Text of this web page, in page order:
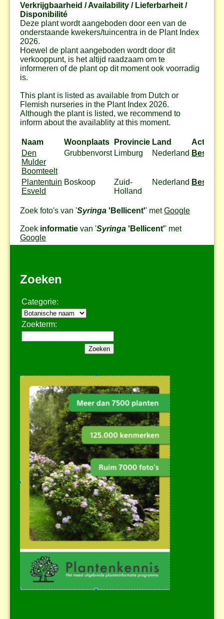
Verkrijgbaarheid / Availability / Lieferbarheit /
Disponibilité
Deze plant wordt aangeboden door een van de
onderstaande kwekers/tuincentra in de Plant Index
2026.
Hoewel de plant aangeboden wordt door dit
verkooppunt, is het altijd raadzaam om te
informeren of de plant op dit moment ook voorradig
is.
This plant is listed as available from Dutch or
Flemish nurseries in the Plant Index 2026.
Although the plant is listed, we recommend to
inform about the availablity at this moment.
Naam Woonplaats Provincie Land
Actie
Den
Mulder
Boomteelt
Grubbenvorst Limburg Nederland Bestel
Plantentuin
Esveld
Boskoop
Zuid-
Holland
Nederland Bestel
Zoek foto's van 'Syringa 'Bellicent'' metGoogle
Zoek informatie van 'Syringa 'Bellicent'' met
Google
Zoeken
Categorie:
Zoekterm: